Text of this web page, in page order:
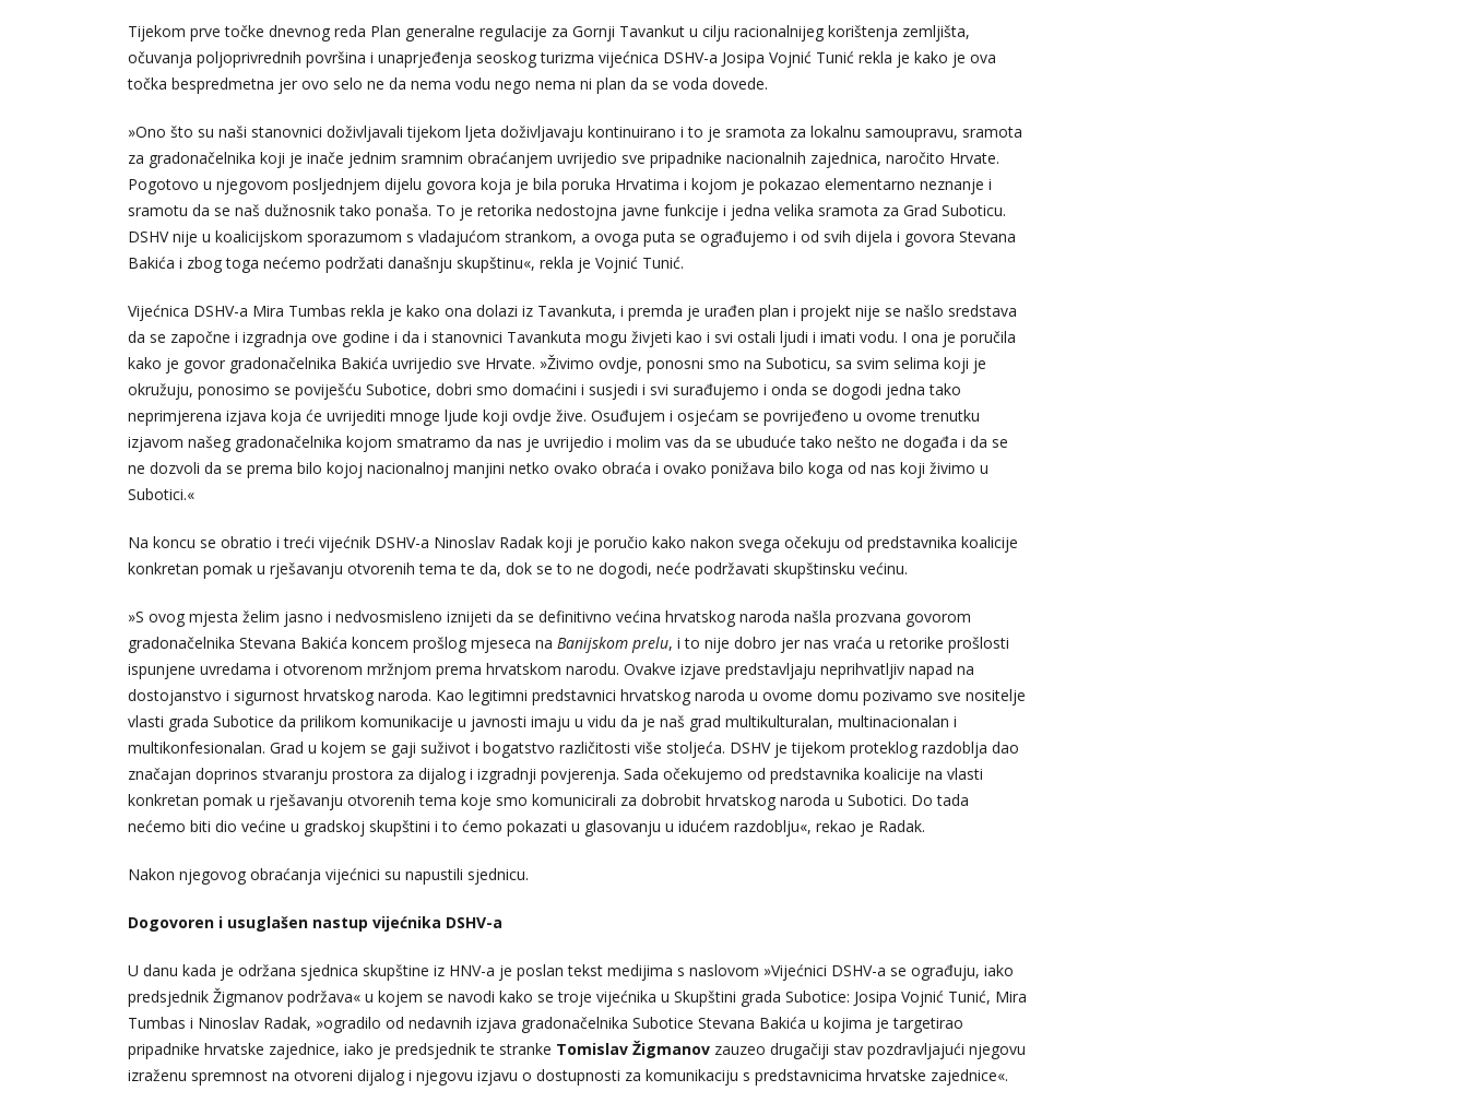
Tijekom prve točke dnevnog reda Plan generalne regulacije za Gornji Tavankut u cilju racionalnijeg korištenja zemljišta,
očuvanja poljoprivrednih površina i unaprjeđenja seoskog turizma vijećnica DSHV-a Josipa Vojnić Tunić rekla je kako je ova
točka bespredmetna jer ovo selo ne da nema vodu nego nema ni plan da se voda dovede.
»Ono što su naši stanovnici doživljavali tijekom ljeta doživljavaju kontinuirano i to je sramota za lokalnu samoupravu, sramota
za gradonačelnika koji je inače jednim sramnim obraćanjem uvrijedio sve pripadnike nacionalnih zajednica, naročito Hrvate.
Pogotovo u njegovom posljednjem dijelu govora koja je bila poruka Hrvatima i kojom je pokazao elementarno neznanje i
sramotu da se naš dužnosnik tako ponaša. To je retorika nedostojna javne funkcije i jedna velika sramota za Grad Suboticu.
DSHV nije u koalicijskom sporazumom s vladajućom strankom, a ovoga puta se ograđujemo i od svih dijela i govora Stevana
Bakića i zbog toga nećemo podržati današnju skupštinu«, rekla je Vojnić Tunić.
Vijećnica DSHV-a Mira Tumbas rekla je kako ona dolazi iz Tavankuta, i premda je urađen plan i projekt nije se našlo sredstava
da se započne i izgradnja ove godine i da i stanovnici Tavankuta mogu živjeti kao i svi ostali ljudi i imati vodu. I ona je poručila
kako je govor gradonačelnika Bakića uvrijedio sve Hrvate. »Živimo ovdje, ponosni smo na Suboticu, sa svim selima koji je
okružuju, ponosimo se poviješću Subotice, dobri smo domaćini i susjedi i svi surađujemo i onda se dogodi jedna tako
neprimjerena izjava koja će uvrijediti mnoge ljude koji ovdje žive. Osuđujem i osjećam se povrijeđeno u ovome trenutku
izjavom našeg gradonačelnika kojom smatramo da nas je uvrijedio i molim vas da se ubuduće tako nešto ne događa i da se
ne dozvoli da se prema bilo kojoj nacionalnoj manjini netko ovako obraća i ovako ponižava bilo koga od nas koji živimo u
Subotici.«
Na koncu se obratio i treći vijećnik DSHV-a Ninoslav Radak koji je poručio kako nakon svega očekuju od predstavnika koalicije
konkretan pomak u rješavanju otvorenih tema te da, dok se to ne dogodi, neće podržavati skupštinsku većinu.
»S ovog mjesta želim jasno i nedvosmisleno iznijeti da se definitivno većina hrvatskog naroda našla prozvana govorom
gradonačelnika Stevana Bakića koncem prošlog mjeseca na Banijskom prelu, i to nije dobro jer nas vraća u retorike prošlosti
ispunjene uvredama i otvorenom mržnjom prema hrvatskom narodu. Ovakve izjave predstavljaju neprihvatljiv napad na
dostojanstvo i sigurnost hrvatskog naroda. Kao legitimni predstavnici hrvatskog naroda u ovome domu pozivamo sve nositelje
vlasti grada Subotice da prilikom komunikacije u javnosti imaju u vidu da je naš grad multikulturalan, multinacionalan i
multikonfesionalan. Grad u kojem se gaji suživot i bogatstvo različitosti više stoljeća. DSHV je tijekom proteklog razdoblja dao
značajan doprinos stvaranju prostora za dijalog i izgradnji povjerenja. Sada očekujemo od predstavnika koalicije na vlasti
konkretan pomak u rješavanju otvorenih tema koje smo komunicirali za dobrobit hrvatskog naroda u Subotici. Do tada
nećemo biti dio većine u gradskoj skupštini i to ćemo pokazati u glasovanju u idućem razdoblju«, rekao je Radak.
Nakon njegovog obraćanja vijećnici su napustili sjednicu.
Dogovoren i usuglašen nastup vijećnika DSHV-a
U danu kada je održana sjednica skupštine iz HNV-a je poslan tekst medijima s naslovom »Vijećnici DSHV-a se ograđuju, iako
predsjednik Žigmanov podržava« u kojem se navodi kako se troje vijećnika u Skupštini grada Subotice: Josipa Vojnić Tunić, Mira
Tumbas i Ninoslav Radak, »ogradilo od nedavnih izjava gradonačelnika Subotice Stevana Bakića u kojima je targetirao
pripadnike hrvatske zajednice, iako je predsjednik te stranke Tomislav Žigmanov zauzeo drugačiji stav pozdravljajući njegovu
izraženu spremnost na otvoreni dijalog i njegovu izjavu o dostupnosti za komunikaciju s predstavnicima hrvatske zajednice«.